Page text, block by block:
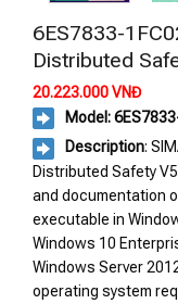
6ES7833-
Distributed
20.223.000VNĐ
Model:
Description:
Distributed Safety
and documentation
executable in
Windows 10
Windows Server
operating system